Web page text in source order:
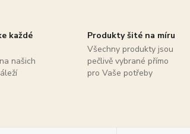
každé
našich
Produkty šité na míru
Všechny produkty jsou
pečlivě vybrané přímo
pro Vaše potřeby